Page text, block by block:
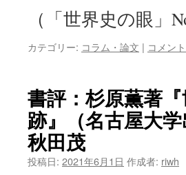
（「世界史の眼」
カテゴリー: コラム・論文 | コメン
書評：杉原薫著
跡』（名古屋大
秋田茂
投稿日: 2021年6月1日 作成者: riwh